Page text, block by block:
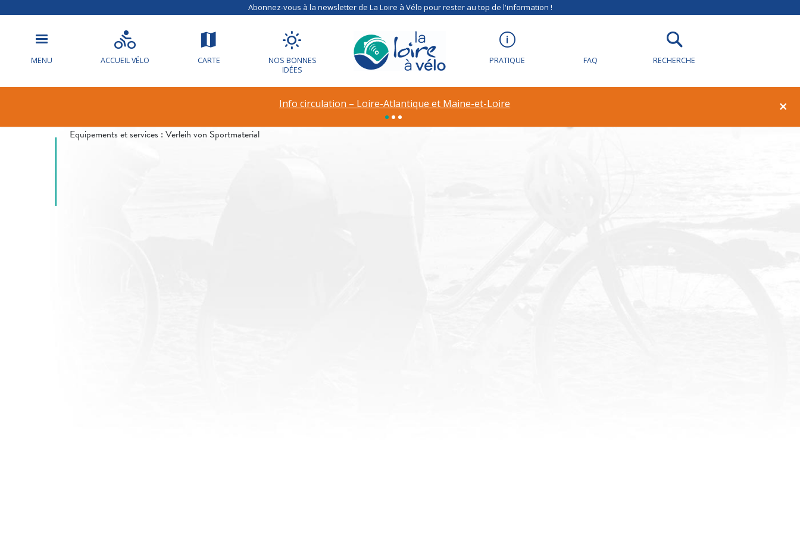
Abonnez-vous à la newsletter de La Loire à Vélo pour rester au top de l'information !
MENU ACCUEIL VÉLO CARTE
NOS BONNES
IDÉES
PRATIQUE FAQ RECHERCHE
×
Info circulation – Loire-Atlantique et Maine-et-Loire
Info circulation – Déviation à Rilly-sur-Loire
Equipements et services : Verleih von Sportmaterial